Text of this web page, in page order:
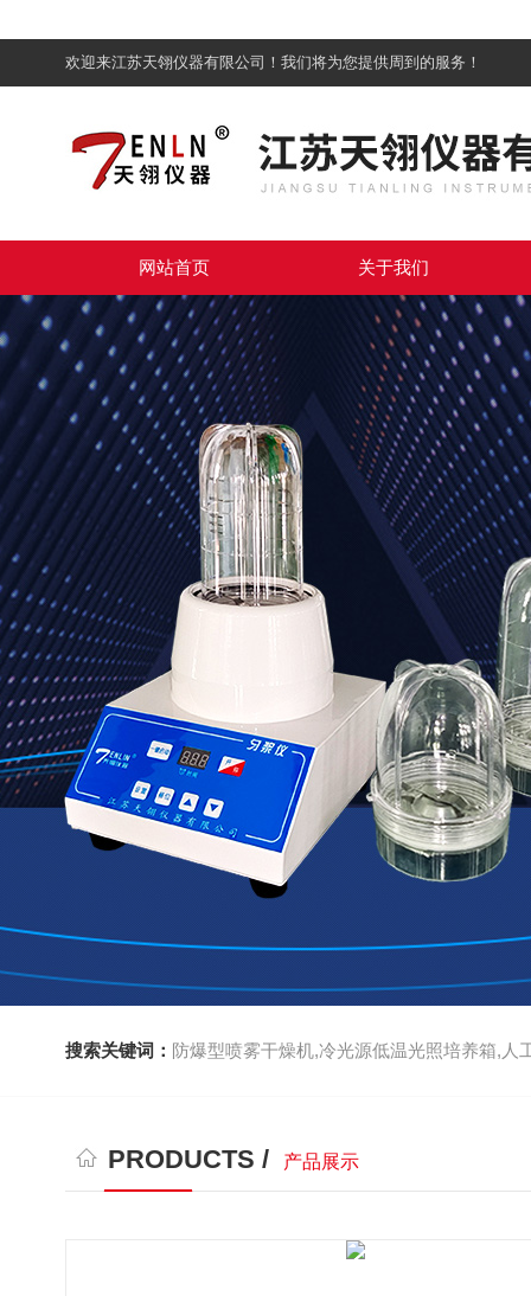
欢迎来江苏天翎仪器有限公司！我们将为您提供周到的服务！
网站首页 关于我们
搜索关键词： 防爆型喷雾干燥机,冷光源低温光照培养箱,人
PRODUCTS / 产品展示